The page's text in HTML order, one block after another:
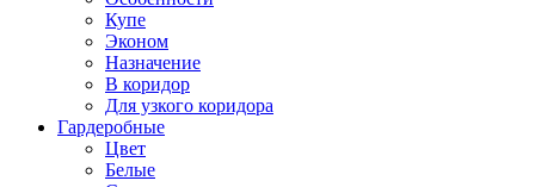
Купе
Эконом
Назначение
В коридор
Для узкого коридора
Гардеробные
Цвет
Белые